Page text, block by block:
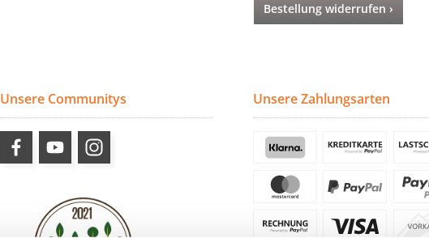
Bestellung widerrufen ›
Unsere Communitys Unsere Zahlungsarten